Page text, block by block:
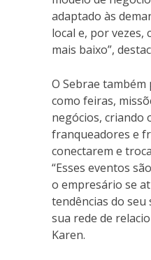
adaptado às
local e, por vezes,
mais baixo”,
O Sebrae
como feiras,
negócios, criando
franqueadores e
conectarem e
“Esses eventos
o empresário se
tendências do
sua rede de
Karen.